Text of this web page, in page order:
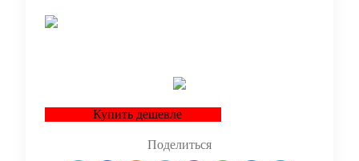
Купить дешевле
Поделиться